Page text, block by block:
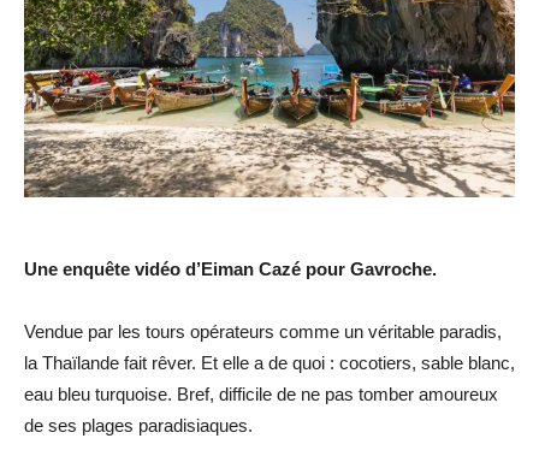
Une enquête vidéo d’Eiman Cazé pour Gavroche.
Vendue par les tours opérateurs comme un véritable paradis,
la Thaïlande fait rêver. Et elle a de quoi : cocotiers, sable blanc,
eau bleu turquoise. Bref, difficile de ne pas tomber amoureux
de ses plages paradisiaques.